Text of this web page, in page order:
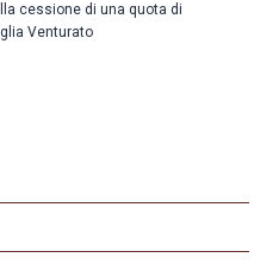
cessione di una quota di
Venturato